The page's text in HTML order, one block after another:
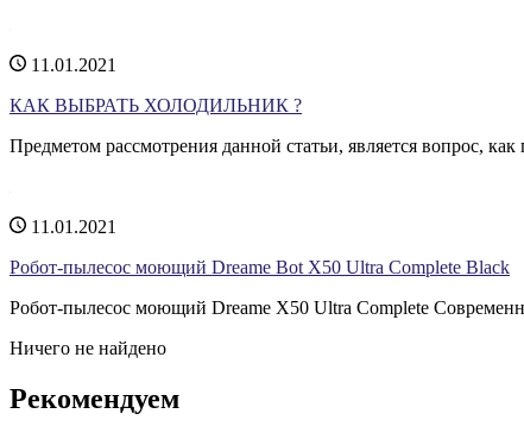
11.01.2021
КАК ВЫБРАТЬ ХОЛОДИЛЬНИК ?
Предметом рассмотрения данной статьи, является вопрос,
11.01.2021
Робот-пылесос моющий Dreame Bot X50 Ultra Complete Black
Робот-пылесос моющий Dreame X50 Ultra Complete
Ничего не найдено
Рекомендуем